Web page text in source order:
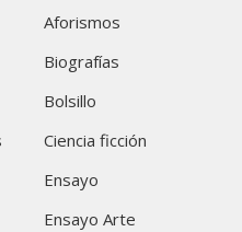
Aforismos
Biografías
Bolsillo
Ciencia ficción
Ensayo
Ensayo Arte